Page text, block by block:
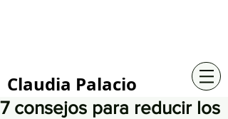
Claudia Palacio
7 consejos para reducir los